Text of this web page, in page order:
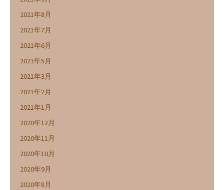
2021年8月
2021年7月
2021年6月
2021年5月
2021年3月
2021年2月
2021年1月
2020年12月
2020年11月
2020年10月
2020年9月
2020年8月